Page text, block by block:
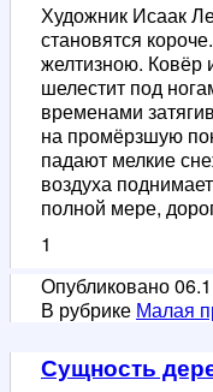
Художник Исаак
становятся
желтизною. Ковёр
шелестит под
временами
на промёрзшую
падают мелкие
воздуха
полной мере,
1
Опубликовано
В рубрике Малая
Сущность